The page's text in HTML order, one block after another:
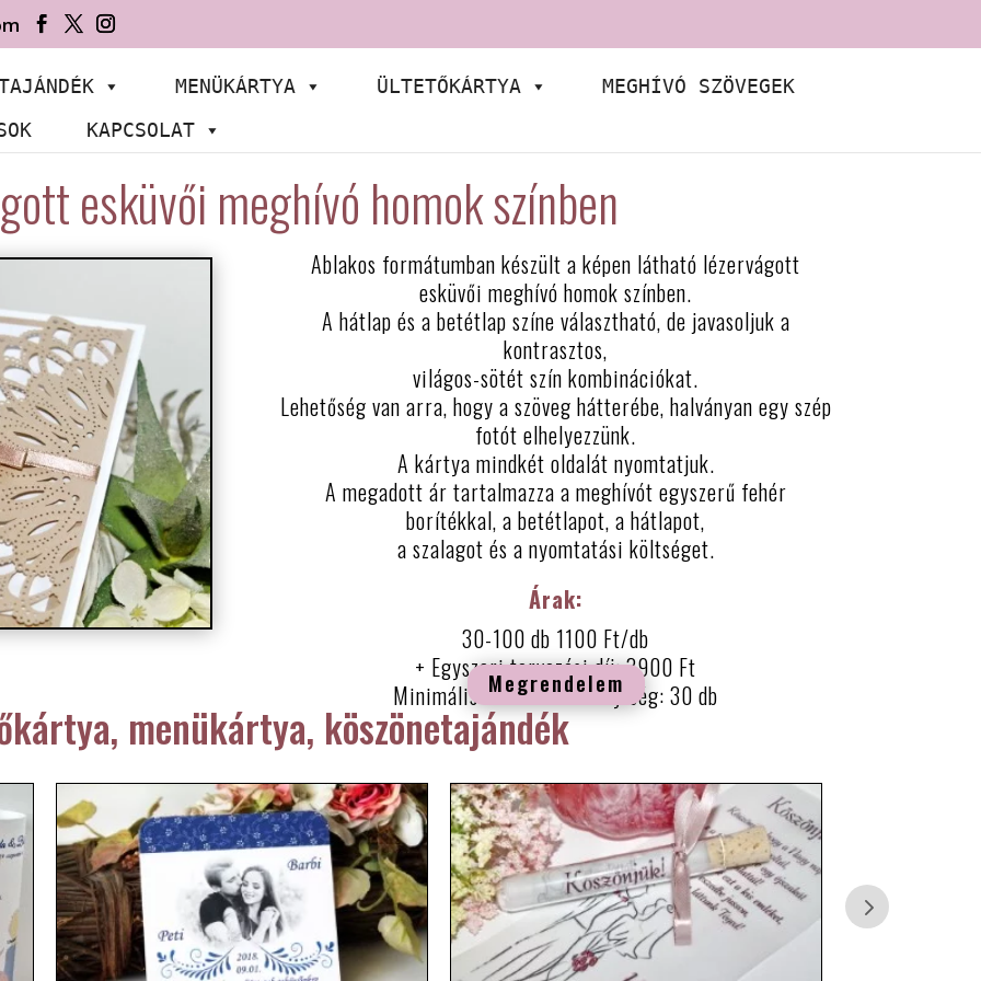
MENÜKÁRTYA ÜLTETŐKÁRTYA
MEGHÍVÓ SZÖVEGEK
KAPCSOLAT
esküvői meghívó homok színben
Ablakos formátumban készült a képen látható lézervágott
esküvői meghívó homok színben.
A hátlap és a betétlap színe választható, de javasoljuk a
kontrasztos,
világos-sötét szín kombinációkat.
Lehetőség van arra, hogy a szöveg hátterébe, halványan egy szép
fotót elhelyezzünk.
A kártya mindkét oldalát nyomtatjuk.
A megadott ár tartalmazza a meghívót egyszerű fehér
borítékkal, a betétlapot, a hátlapot,
a szalagot és a nyomtatási költséget.
Árak:
30-100 db 1100 Ft/db
+ Egyszeri tervezési díj: 3900 Ft
Minimális rendelési mennyiség: 30 db
Megrendelem
menükártya, köszönetajándék